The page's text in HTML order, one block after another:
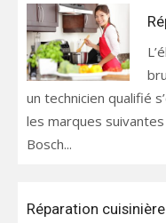
un technicien qualifié
les marques
Bosch...
Réparation